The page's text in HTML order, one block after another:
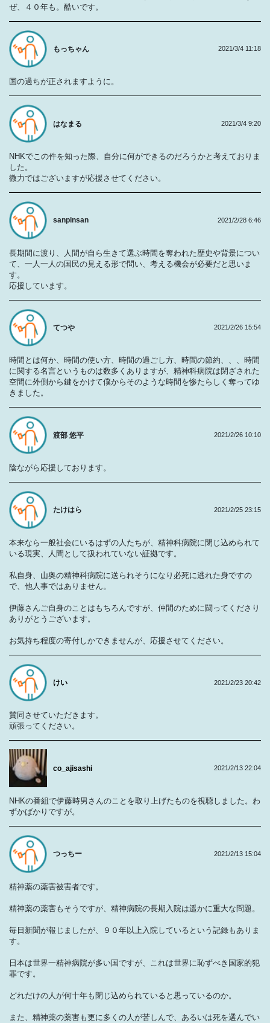
ぜ、４０年も。酷いです。
もっちゃん
国の過ちが正されますように。
2021/3/4 11:18
はなまる
NHKでこの件を知った際、自分に何ができるのだろうかと考えておりま
した。
微力ではございますが応援させてください。
2021/3/4 9:20
sanpinsan
長期間に渡り、人間が自ら生きて選ぶ時間を奪われた歴史や背景につい
て、一人一人の国民の見える形で問い、考える機会が必要だと思いま
す。
応援しています。
2021/2/28 6:46
てつや
時間とは何か、時間の使い方、時間の過ごし方、時間の節約、、、時間
に関する名言というものは数多くありますが、精神科病院は閉ざされた
空間に外側から鍵をかけて僕からそのような時間を惨たらしく奪ってゆ
きました。
2021/2/26 15:54
渡部 悠平
陰ながら応援しております。
2021/2/26 10:10
たけはら
本来なら一般社会にいるはずの人たちが、精神科病院に閉じ込められて
いる現実、人間として扱われていない証拠です。
私自身、山奥の精神科病院に送られそうになり必死に逃れた身ですの
で、他人事ではありません。
伊藤さんご自身のことはもちろんですが、仲間のために闘ってくださり
ありがとうございます。
お気持ち程度の寄付しかできませんが、応援させてください。
2021/2/25 23:15
けい
賛同させていただきます。
頑張ってください。
2021/2/23 20:42
co_ajisashi
NHKの番組で伊藤時男さんのことを取り上げたものを視聴しました。わ
ずかばかりですが。
2021/2/13 22:04
つっちー
精神薬の薬害被害者です。
精神薬の薬害もそうですが、精神病院の長期入院は遥かに重大な問題。
毎日新聞が報じましたが、９０年以上入院しているという記録もありま
す。
日本は世界一精神病院が多い国ですが、これは世界に恥ずべき国家的犯
罪です。
どれだけの人が何十年も閉じ込められていると思っているのか。
また、精神薬の薬害も更に多くの人が苦しんで、あるいは死を選んでい
2021/2/13 15:04